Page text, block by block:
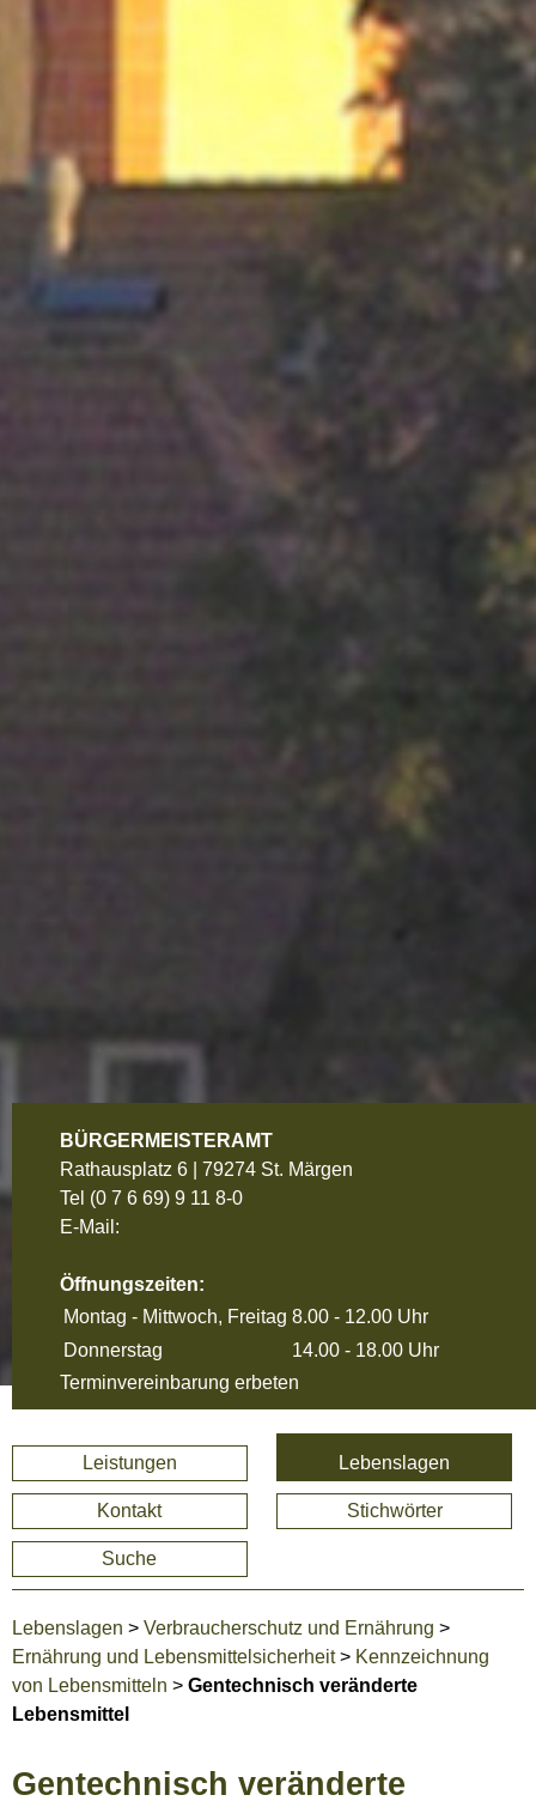
BÜRGERMEISTERAMT
Rathausplatz 6 | 79274 St. Märgen
Tel (0 7 6 69) 9 11 8-0
E-Mail:
Öffnungszeiten:
Montag - Mittwoch, Freitag 8.00 - 12.00 Uhr
Donnerstag
14.00 - 18.00 Uhr
Terminvereinbarung erbeten
Leistungen Lebenslagen
Kontakt Stichwörter
Suche
Lebenslagen > Verbraucherschutz und Ernährung >
Ernährung und Lebensmittelsicherheit> Kennzeichnung
von Lebensmitteln > Gentechnisch veränderte
Lebensmittel
Gentechnisch veränderte